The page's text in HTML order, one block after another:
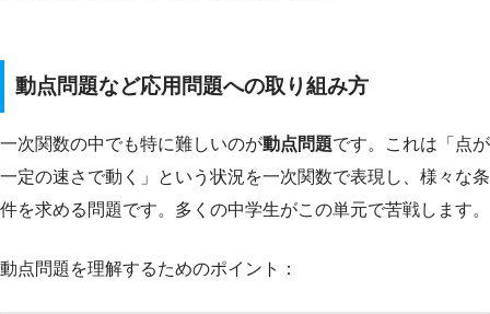
動点問題など応用問題への取り組み方
一次関数の中でも特に難しいのが動点問題です。これは「点が
一定の速さで動く」という状況を一次関数で表現し、様々な条
件を求める問題です。多くの中学生がこの単元で苦戦します。
動点問題を理解するためのポイント：